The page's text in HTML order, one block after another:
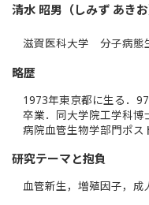
清水 昭男（しみず あきお
滋賀医科大学 分子病態
略歴
1973年東京都に生る．
卒業．同大学院工学科
病院血管生物学部門ポス
研究テーマと抱負
血管新生，増殖因子，成